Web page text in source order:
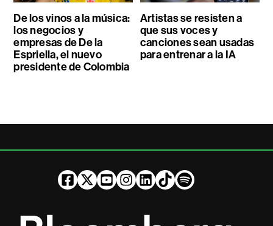
De los vinos a la música:
los negocios y
empresas de De la
Espriella, el nuevo
presidente de Colombia
Artistas se resisten a
que sus voces y
canciones sean usadas
para entrenar a la IA